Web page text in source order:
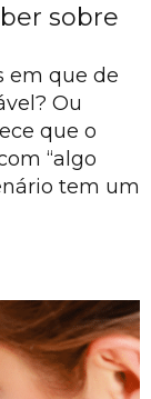
sobre
em que de
Ou
que o
“algo
tem um